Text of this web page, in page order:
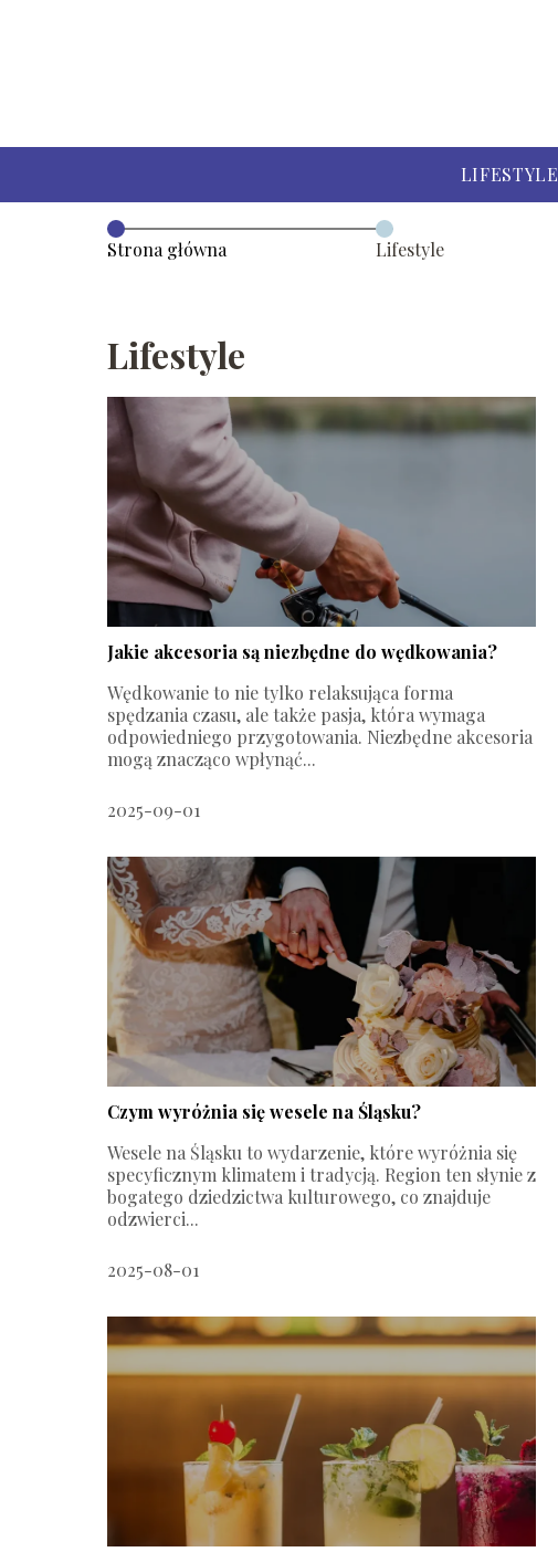
LIFESTYLE
Strona główna Lifestyle
Lifestyle
Jakie akcesoria są niezbędne do wędkowania?
Wędkowanie to nie tylko relaksująca forma
spędzania czasu, ale także pasja, która wymaga
odpowiedniego przygotowania. Niezbędne akcesoria
mogą znacząco wpłynąć...
2025-09-01
Czym wyróżnia się wesele na Śląsku?
Wesele na Śląsku to wydarzenie, które wyróżnia się
specyficznym klimatem i tradycją. Region ten słynie z
bogatego dziedzictwa kulturowego, co znajduje
odzwierci...
2025-08-01